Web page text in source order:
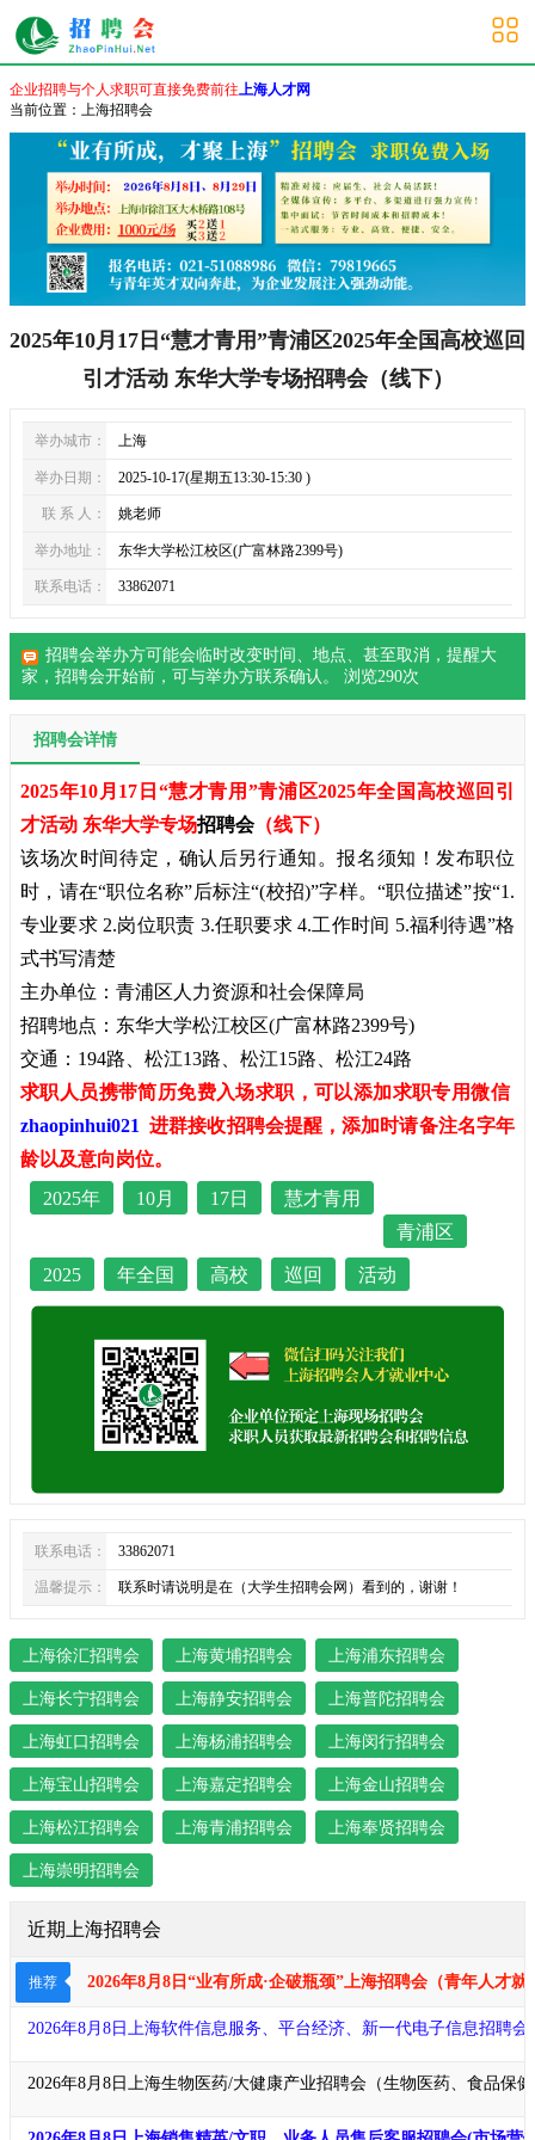
上海其他招聘会
企业招聘与个人求职可直接免费前往上海人才网
当前位置： 上海招聘会
2025年10月17日“慧才青用”青浦区2025年全国高校巡回
引才活动 东华大学专场招聘会（线下）
举办城市： 上海
举办日期： 2025-10-17(星期五13:30-15:30 )
联 系 人： 姚老师
举办地址： 东华大学松江校区(广富林路2399号)
联系电话： 33862071
招聘会举办方可能会临时改变时间、地点、甚至取消，提醒大
家， 招聘会开始前，可与举办方联系确认。 浏览290次
招聘会详情
2025年10月17日“慧才青用”青浦区2025年全国高校巡回引
才活动 东华大学专场招聘会（线下）
该场次时间待定，确认后另行通知。报名须知！发布职位
时，请在“职位名称”后标注“(校招)”字样。“职位描述”按“1.
专业要求 2.岗位职责 3.任职要求 4.工作时间 5.福利待遇”格
式书写清楚
主办单位：青浦区人力资源和社会保障局
招聘地点：东华大学松江校区(广富林路2399号)
交通：194路、松江13路、松江15路、松江24路
求职人员携带简历免费入场求职，可以添加求职专用微信
zhaopinhui021 进群接收招聘会提醒，添加时请备注名字年
龄以及意向岗位。
2025年
10月 17日
慧才青用
青浦区
2025 年全国 高校 巡回 活动
联系电话： 33862071
温馨提示： 联系时请说明是在（大学生招聘会网）看到的，谢谢！
上海徐汇招聘会 上海黄埔招聘会 上海浦东招聘会
上海长宁招聘会 上海静安招聘会 上海普陀招聘会
上海虹口招聘会 上海杨浦招聘会 上海闵行招聘会
上海宝山招聘会 上海嘉定招聘会 上海金山招聘会
上海松江招聘会 上海青浦招聘会 上海奉贤招聘会
上海崇明招聘会
近期上海招聘会
推荐 2026年8月8日“业有所成·企破瓶颈​​​”上海招聘会（青年人才
2026年8月8日上海软件信息服务、平台经济、新一代电子信息招聘
2026年8月8日上海生物医药/大健康产业招聘会（生物医药、食品保